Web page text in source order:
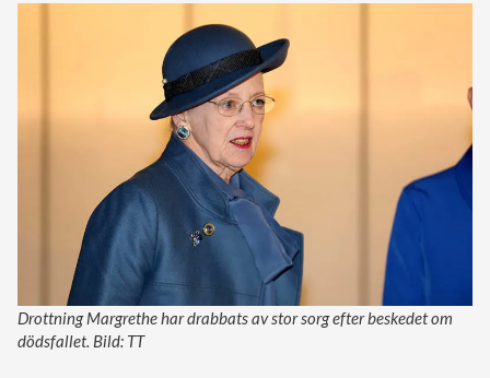
Drottning Margrethe har drabbats av stor sorg efter beskedet om
dödsfallet. Bild: TT